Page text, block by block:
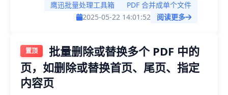
提高效率。那么，当我们需要批量合并多个 PDF
为大家介绍一种快速批量合并多个 PDF 文档的方
法，帮助你提高工作效率，快速整理和处理多个
PDF 文件。
鹰迅批量处理工具箱
PDF 合并成单个文件
2025-05-22 14:01:52
阅读更多
批量删除或替换多个 PDF 中的
页，如删除或替换首页、尾页、指定
内容页